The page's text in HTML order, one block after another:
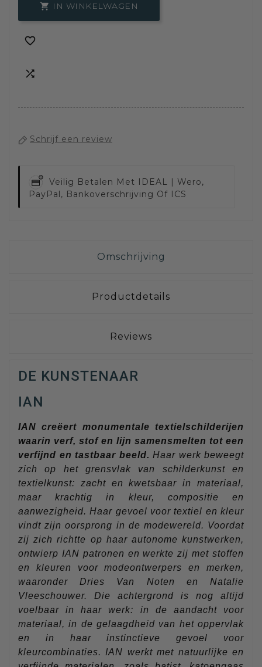
 IN WINKELWAGEN


Schrijf een review
Veilig Betalen Met IDEAL | Wero,
PayPal, Bankoverschrijving Of ICS
Omschrijving
Productdetails
Reviews
DE KUNSTENAAR
IAN
IAN creëert monumentale textielschilderijen
waarin verf, stof en lijn samensmelten tot een
verfijnd en tastbaar beeld. Haar werk beweegt
zich op het grensvlak van schilderkunst en
textielkunst: zacht en kwetsbaar in materiaal,
maar krachtig in kleur, compositie en
aanwezigheid. Haar gevoel voor textiel en kleur
vindt zijn oorsprong in de modewereld. Voordat
zij zich richtte op haar autonome kunstwerken,
ontwierp IAN patronen en werkte zij met stoffen
en kleuren voor modeontwerpers en merken,
waaronder Dries Van Noten en Natalie
Vleeschouwer. Die achtergrond is nog altijd
voelbaar in haar werk: in de aandacht voor
materiaal, in de gelaagdheid van het oppervlak
en in haar instinctieve gevoel voor
kleurcombinaties. IAN werkt met natuurlijke en